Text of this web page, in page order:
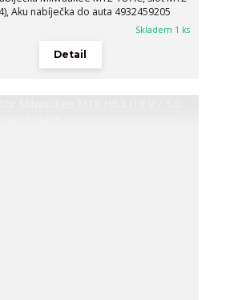
Aku nabíječka do auta 4932459205
Skladem 1 ks
Detail